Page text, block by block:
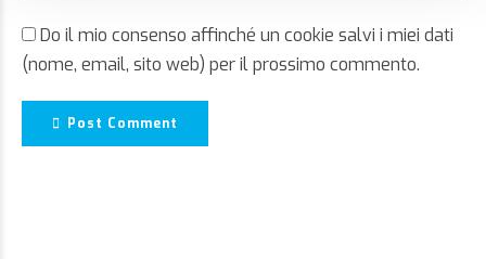
Do il mio consenso affinché un cookie salvi i miei dati
(nome, email, sito web) per il prossimo commento.
Post Comment